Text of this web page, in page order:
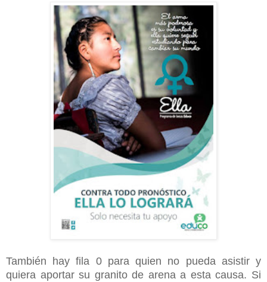
También hay fila 0 para quien no pueda asistir y
quiera aportar su granito de arena a esta causa. Si